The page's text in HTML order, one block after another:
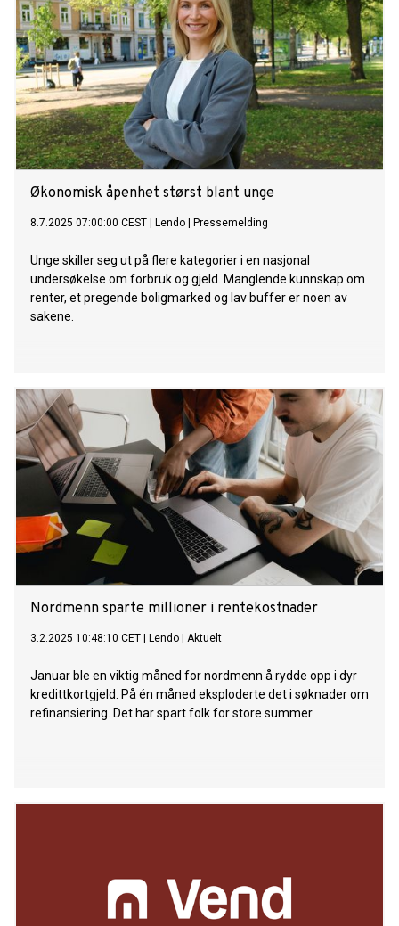
Økonomisk åpenhet størst blant unge
8.7.2025 07:00:00 CEST Lendo Pressemelding
Unge skiller seg ut på flere kategorier i en nasjonal
undersøkelse om forbruk og gjeld. Manglende kunnskap om
renter, et pregende boligmarked og lav buffer er noen av
sakene.
Nordmenn sparte millioner i rentekostnader
3.2.2025 10:48:10 CET Lendo Aktuelt
Januar ble en viktig måned for nordmenn å rydde opp i dyr
kredittkortgjeld. På én måned eksploderte det i søknader om
refinansiering. Det har spart folk for store summer.